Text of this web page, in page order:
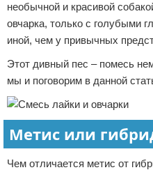
Отказ от ответственности
необычной и красивой
овчарка, только с голубыми
иной, чем у привычных
Этот дивный пес – помесь
мы и поговорим в данной
Метис или
Чем отличается метис от